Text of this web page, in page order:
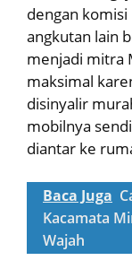
dengan
angkutan lain
menjadi mitra
maksimal
disinyalir
mobilnya
diantar ke
Baca Juga
Kacamata
Wajah